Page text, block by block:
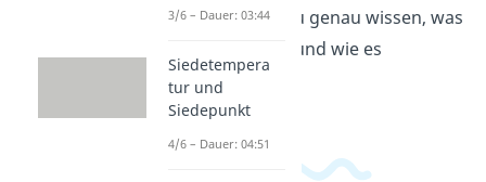
dem Video wirst du genau wissen, was
Glas eigentlich ist und wie es
hergestellt wird.
3/6 – Dauer: 03:44
Siedetempera
tur und
Siedepunkt
4/6 – Dauer: 04:51